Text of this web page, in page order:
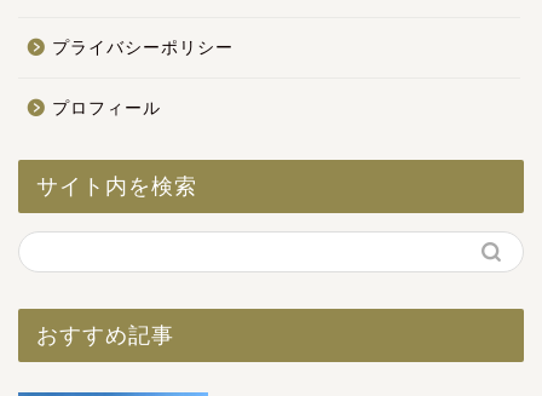
プライバシーポリシー
プロフィール
サイト内を検索
おすすめ記事